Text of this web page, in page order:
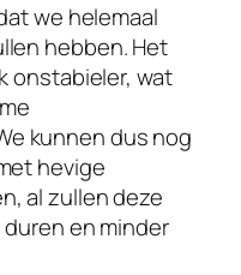
we helemaal
hebben. Het
onstabieler, wat
kunnen dus nog
hevige
al zullen deze
en minder